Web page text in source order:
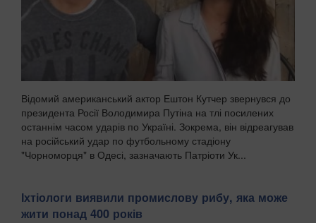
Відомий американський актор Ештон Кутчер звернувся до
президента Росії Володимира Путіна на тлі посилених
останнім часом ударів по Україні. Зокрема, він відреагував
на російський удар по футбольному стадіону
"Чорноморця" в Одесі, зазначають Патріоти Ук...
Іхтіологи виявили промислову рибу, яка може
жити понад 400 років